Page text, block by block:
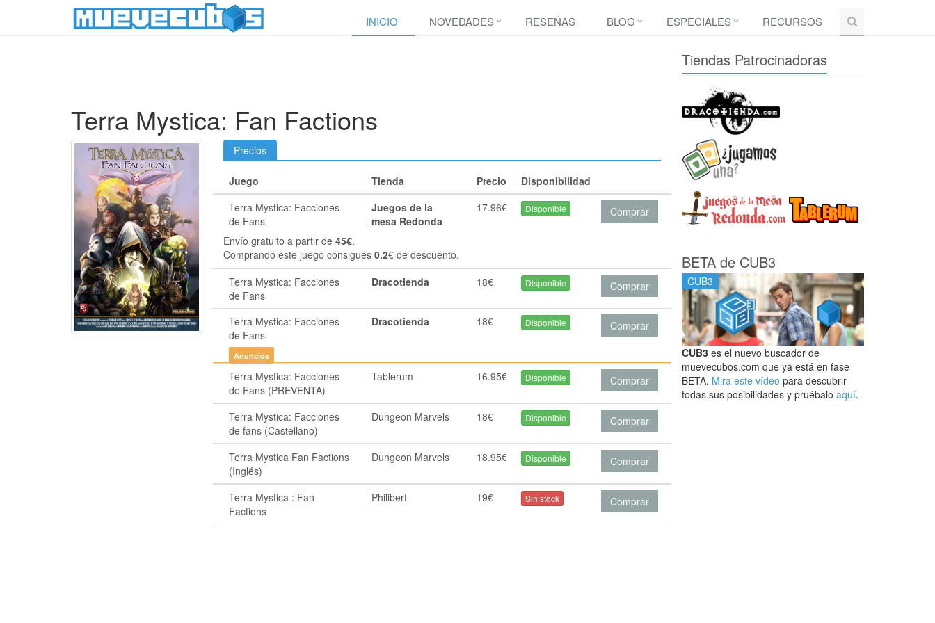
INICIO NOVEDADES RESEÑAS BLOG ESPECIALES RECURSOS
Terra Mystica: Fan Factions
Precios
Juego Tienda Precio
Disponibilidad
Terra Mystica: Facciones
de Fans
Juegos de la
mesa Redonda
17.96€ Disponible Comprar
Envío gratuito a partir de45€.
Comprando este juego consigues0.2€ de descuento.
Terra Mystica: Facciones
de Fans
Dracotienda 18€ Disponible Comprar
Terra Mystica: Facciones
de Fans
Dracotienda 18€ Disponible Comprar
Anuncios
Terra Mystica: Facciones
de Fans (PREVENTA)
Tablerum 16.95€ Disponible Comprar
Terra Mystica: Facciones
de fans (Castellano)
Dungeon Marvels 18€ Disponible Comprar
Terra Mystica Fan Factions
(Inglés)
Dungeon Marvels 18.95€ Disponible Comprar
Terra Mystica : Fan
Factions
Philibert 19€ Sin stock Comprar
Tiendas Patrocinadoras
BETA de CUB3
CUB3
CUB3es el nuevo buscador de
muevecubos.com que ya está en fase
BETA. Mira este vídeo para descubrir
todas sus posibilidades y pruébalo aquí.